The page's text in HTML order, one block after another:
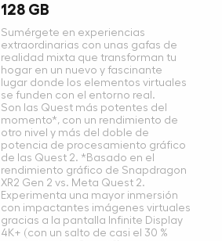
128 GB
Sumérgete en experiencias
extraordinarias con unas gafas de
realidad mixta que transforman tu
hogar en un nuevo y fascinante
lugar donde los elementos virtuales
se funden con el entorno real.
Son las Quest más potentes del
momento*, con un rendimiento de
otro nivel y más del doble de
potencia de procesamiento gráfico
de las Quest 2. *Basado en el
rendimiento gráfico de Snapdragon
XR2 Gen 2 vs. Meta Quest 2.
Experimenta una mayor inmersión
con impactantes imágenes virtuales
gracias a la pantalla Infinite Display
4K+ (con un salto de casi el 30 %